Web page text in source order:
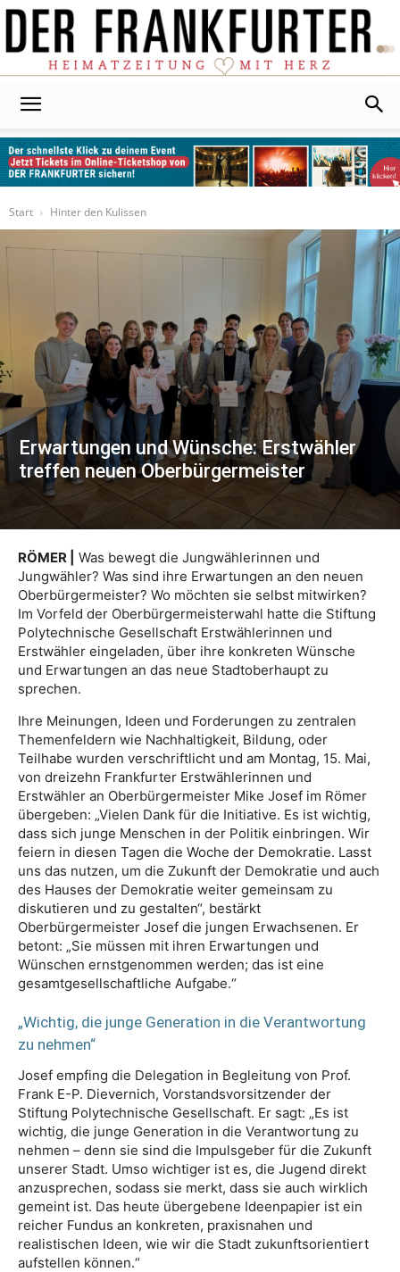
Start
Hinter den Kulissen
Erwartungen und Wünsche: Erstwähler
treffen neuen Oberbürgermeister
RÖMER |
Was bewegt die Jungwählerinnen und
Jungwähler? Was sind ihre Erwartungen an den neuen
Oberbürgermeister? Wo möchten sie selbst mitwirken?
Im Vorfeld der Oberbürgermeisterwahl hatte die Stiftung
Polytechnische Gesellschaft Erstwählerinnen und
Erstwähler eingeladen, über ihre konkreten Wünsche
und Erwartungen an das neue Stadtoberhaupt zu
sprechen.
Ihre Meinungen, Ideen und Forderungen zu zentralen
Themenfeldern wie Nachhaltigkeit, Bildung, oder
Teilhabe wurden verschriftlicht und am Montag, 15. Mai,
von dreizehn Frankfurter Erstwählerinnen und
Erstwähler an Oberbürgermeister Mike Josef im Römer
übergeben: „Vielen Dank für die Initiative. Es ist wichtig,
dass sich junge Menschen in der Politik einbringen. Wir
feiern in diesen Tagen die Woche der Demokratie. Lasst
uns das nutzen, um die Zukunft der Demokratie und auch
des Hauses der Demokratie weiter gemeinsam zu
diskutieren und zu gestalten“, bestärkt
Oberbürgermeister Josef die jungen Erwachsenen. Er
betont: „Sie müssen mit ihren Erwartungen und
Wünschen ernstgenommen werden; das ist eine
gesamtgesellschaftliche Aufgabe.“
„Wichtig, die junge Generation in die Verantwortung
zu nehmen“
Josef empfing die Delegation in Begleitung von Prof.
Frank E-P. Dievernich, Vorstandsvorsitzender der
Stiftung Polytechnische Gesellschaft. Er sagt: „Es ist
wichtig, die junge Generation in die Verantwortung zu
nehmen – denn sie sind die Impulsgeber für die Zukunft
unserer Stadt. Umso wichtiger ist es, die Jugend direkt
anzusprechen, sodass sie merkt, dass sie auch wirklich
gemeint ist. Das heute übergebene Ideenpapier ist ein
reicher Fundus an konkreten, praxisnahen und
realistischen Ideen, wie wir die Stadt zukunftsorientiert
aufstellen können.“